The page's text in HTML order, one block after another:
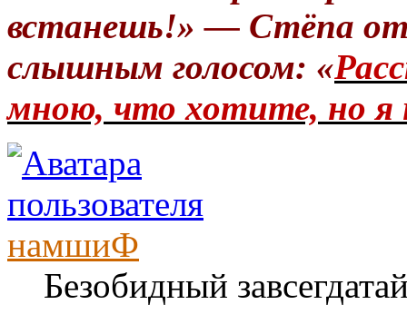
встанешь!» — Стёпа
слышным голосом: «
мною, что хотите, но я
намшиФ
Безобидный